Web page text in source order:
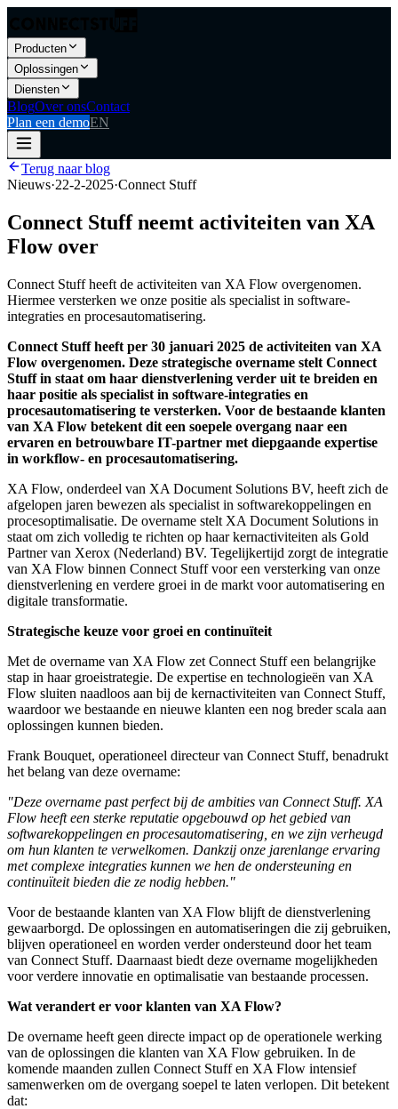
Producten
Oplossingen
Diensten
BlogOver onsContact
Plan een demoEN
Terug naar blog
Nieuws·22-2-2025·Connect Stuff
Connect Stuff neemt activiteiten van XA
Flow over
Connect Stuff heeft de activiteiten van XA Flow overgenomen.
Hiermee versterken we onze positie als specialist in software-
integraties en procesautomatisering.
Connect Stuff heeft per 30 januari 2025 de activiteiten van XA
Flow overgenomen. Deze strategische overname stelt Connect
Stuff in staat om haar dienstverlening verder uit te breiden en
haar positie als specialist in software-integraties en
procesautomatisering te versterken. Voor de bestaande klanten
van XA Flow betekent dit een soepele overgang naar een
ervaren en betrouwbare IT-partner met diepgaande expertise
in workflow- en procesautomatisering.
XA Flow, onderdeel van XA Document Solutions BV, heeft zich de
afgelopen jaren bewezen als specialist in softwarekoppelingen en
procesoptimalisatie. De overname stelt XA Document Solutions in
staat om zich volledig te richten op haar kernactiviteiten als Gold
Partner van Xerox (Nederland) BV. Tegelijkertijd zorgt de integratie
van XA Flow binnen Connect Stuff voor een versterking van onze
dienstverlening en verdere groei in de markt voor automatisering en
digitale transformatie.
Strategische keuze voor groei en continuïteit
Met de overname van XA Flow zet Connect Stuff een belangrijke
stap in haar groeistrategie. De expertise en technologieën van XA
Flow sluiten naadloos aan bij de kernactiviteiten van Connect Stuff,
waardoor we bestaande en nieuwe klanten een nog breder scala aan
oplossingen kunnen bieden.
Frank Bouquet, operationeel directeur van Connect Stuff, benadrukt
het belang van deze overname:
"Deze overname past perfect bij de ambities van Connect Stuff. XA
Flow heeft een sterke reputatie opgebouwd op het gebied van
softwarekoppelingen en procesautomatisering, en we zijn verheugd
om hun klanten te verwelkomen. Dankzij onze jarenlange ervaring
met complexe integraties kunnen we hen de ondersteuning en
continuïteit bieden die ze nodig hebben."
Voor de bestaande klanten van XA Flow blijft de dienstverlening
gewaarborgd. De oplossingen en automatiseringen die zij gebruiken,
blijven operationeel en worden verder ondersteund door het team
van Connect Stuff. Daarnaast biedt deze overname mogelijkheden
voor verdere innovatie en optimalisatie van bestaande processen.
Wat verandert er voor klanten van XA Flow?
De overname heeft geen directe impact op de operationele werking
van de oplossingen die klanten van XA Flow gebruiken. In de
komende maanden zullen Connect Stuff en XA Flow intensief
samenwerken om de overgang soepel te laten verlopen. Dit betekent
dat: